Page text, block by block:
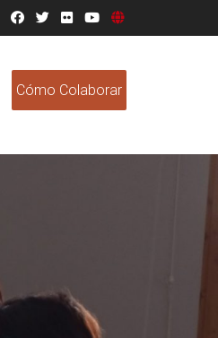
Cómo Colaborar